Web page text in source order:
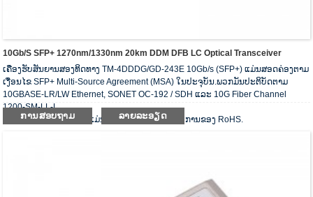
10Gb/s SFP+ 1270nm/1330nm 20km DDM DFB LC Optical Transceiver
ເຄື່ອງຮັບສັນຍານສອງທິດທາງ TM-4DDDG/GD-243E 10Gb/s (SFP+) ແມ່ນສອດຄ່ອງຕາມ
ເງື່ອນໄຂ SFP+ Multi-Source Agreement (MSA) ໃນປະຈຸບັນ.ພວກມັນປະຕິບັດຕາມ
10GBASE-LR/LW Ethernet, SONET OC-192 / SDH ແລະ 10G Fiber Channel
1200-SM-LL-L.
ເຄື່ອງຮັບສັນຍານ optical ແມ່ນສອດຄ່ອງກັບຄວາມຕ້ອງການຂອງ RoHS.
ການສອບຖາມ ລາຍລະອຽດ